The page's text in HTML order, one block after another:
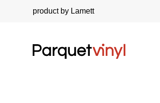
product by Lamett